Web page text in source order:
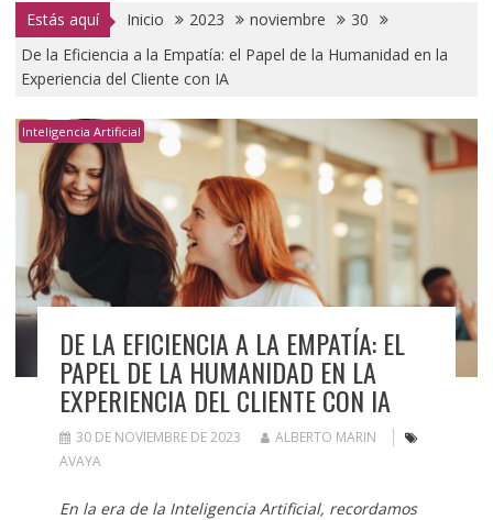
Estás aquí Inicio 2023 noviembre
30
De la Eficiencia a la Empatía: el Papel de la Humanidad en la
Experiencia del Cliente con IA
Inteligencia Artificial
DE LA EFICIENCIA A LA EMPATÍA: EL
PAPEL DE LA HUMANIDAD EN LA
EXPERIENCIA DEL CLIENTE CON IA
30 DE NOVIEMBRE DE 2023
ALBERTO MARIN
AVAYA
En la era de la Inteligencia Artificial, recordamos